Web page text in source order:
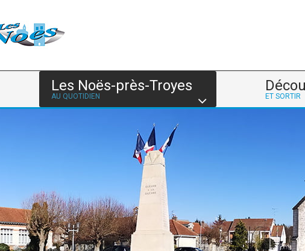
Les Noës-près-Troyes
AU QUOTIDIEN ET SORTIR